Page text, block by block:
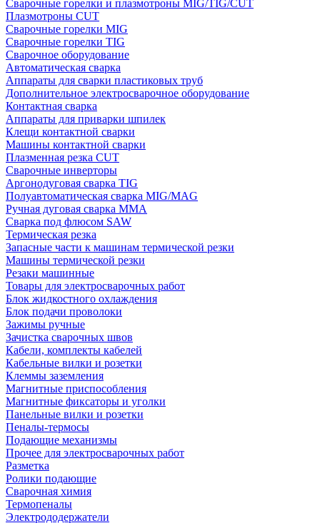
Сварочные горелки и плазмотроны MIG/TIG/CUT
Плазмотроны CUT
Сварочные горелки MIG
Сварочные горелки TIG
Сварочное оборудование
Автоматическая сварка
Аппараты для сварки пластиковых труб
Дополнительное электросварочное оборудование
Контактная сварка
Аппараты для приварки шпилек
Клещи контактной сварки
Машины контактной сварки
Плазменная резка CUT
Сварочные инверторы
Аргонодуговая сварка TIG
Полуавтоматическая сварка MIG/MAG
Ручная дуговая сварка MMA
Сварка под флюсом SAW
Термическая резка
Запасные части к машинам термической резки
Машины термической резки
Резаки машинные
Товары для электросварочных работ
Блок жидкостного охлаждения
Блок подачи проволоки
Зажимы ручные
Зачистка сварочных швов
Кабели, комплекты кабелей
Кабельные вилки и розетки
Клеммы заземления
Магнитные приспособления
Магнитные фиксаторы и уголки
Панельные вилки и розетки
Пеналы-термосы
Подающие механизмы
Прочее для электросварочных работ
Разметка
Ролики подающие
Сварочная химия
Термопеналы
Электрододержатели